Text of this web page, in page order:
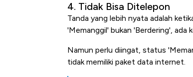
4. Tidak Bisa Ditelepon
Tanda yang lebih nyata adalah
'Memanggil' bukan 'Berdering', ada
Namun perlu diingat, status
tidak memiliki paket data internet.
Ini Kekuatan Uang
Langit Dunia,